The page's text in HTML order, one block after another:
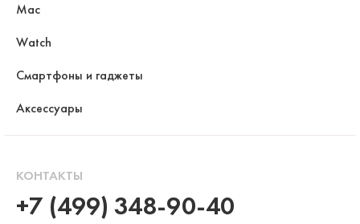
Mac
Watch
Смартфоны и гаджеты
Аксессуары
КОНТАКТЫ
+7 (499) 348-90-40